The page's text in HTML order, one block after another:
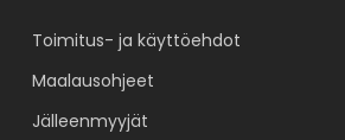
Toimitus- ja käyttöehdot
Maalausohjeet
Jälleenmyyjät